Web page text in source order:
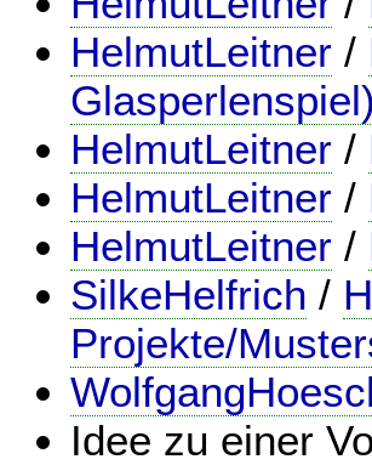
HelmutLeitner /
HelmutLeitner /
HelmutLeitner /
HelmutLeitner /
SilkeHelfrich /
Projekte/
Idee zu einer